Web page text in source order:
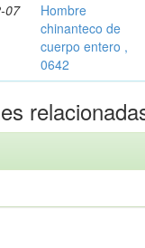
07
Hombre
chinanteco de
cuerpo entero ,
0642